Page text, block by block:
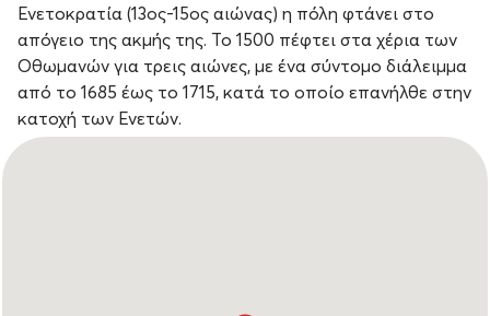
Ενετοκρατία (13ος-15ος αιώνας) η πόλη φτάνει στο
απόγειο της ακμής της. Το 1500 πέφτει στα χέρια των
Οθωμανών για τρεις αιώνες, με ένα σύντομο διάλειμμα
από το 1685 έως το 1715, κατά το οποίο επανήλθε στην
κατοχή των Ενετών.